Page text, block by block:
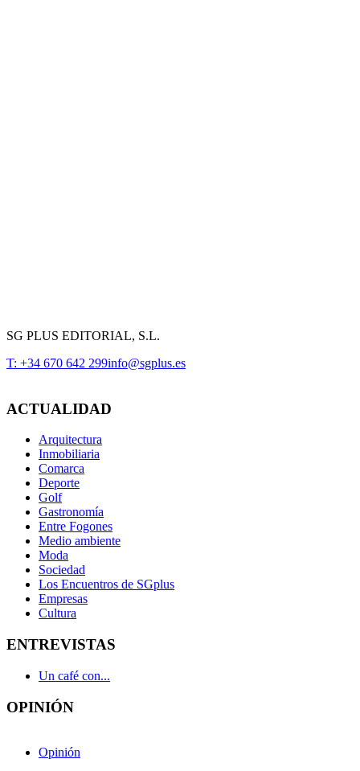
SG PLUS EDITORIAL, S.L.
T: +34 670 642 299info@sgplus.es
ACTUALIDAD
Arquitectura
Inmobiliaria
Comarca
Deporte
Golf
Gastronomía
Entre Fogones
Medio ambiente
Moda
Sociedad
Los Encuentros de SGplus
Empresas
Cultura
ENTREVISTAS
Un café con...
OPINIÓN
Opinión